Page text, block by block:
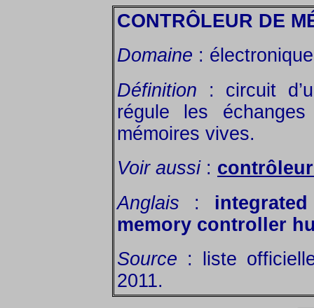
CONTRÔLEUR DE
Domaine :
Définition : circuit
régule les
mémoires vives.
Voir aussi:
Anglais :
memory controller
Source : liste
2011.